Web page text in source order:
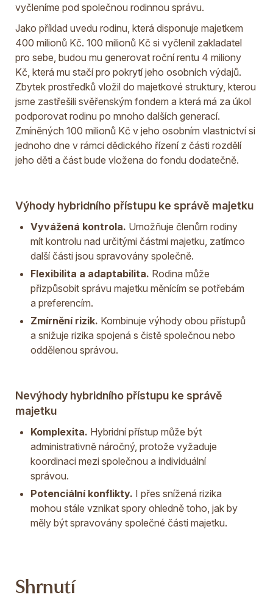
vyčleníme pod společnou rodinnou správu.
Jako příklad uvedu rodinu, která disponuje majetkem
400 milionů Kč. 100 milionů Kč si vyčlenil zakladatel
pro sebe, budou mu generovat roční rentu 4 miliony
Kč, která mu stačí pro pokrytí jeho osobních výdajů.
Zbytek prostředků vložil do majetkové struktury, kterou
jsme zastřešili svěřenským fondem a která má za úkol
podporovat rodinu po mnoho dalších generací.
Zmíněných 100 milionů Kč v jeho osobním vlastnictví si
jednoho dne v rámci dědického řízení z části rozdělí
jeho děti a část bude vložena do fondu dodatečně.
Výhody hybridního přístupu ke správě majetku
Vyvážená kontrola. Umožňuje členům rodiny
mít kontrolu nad určitými částmi majetku, zatímco
další části jsou spravovány společně.
Flexibilita a adaptabilita. Rodina může
přizpůsobit správu majetku měnícím se potřebám
a preferencím.
Zmírnění rizik. Kombinuje výhody obou přístupů
a snižuje rizika spojená s čistě společnou nebo
oddělenou správou.
Nevýhody hybridního přístupu ke správě
majetku
Komplexita. Hybridní přístup může být
administrativně náročný, protože vyžaduje
koordinaci mezi společnou a individuální
správou.
Potenciální konflikty. I přes snížená rizika
mohou stále vznikat spory ohledně toho, jak by
měly být spravovány společné části majetku.
Shrnutí